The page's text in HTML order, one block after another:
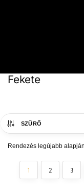
Fekete
SZŰRŐ
1 2 3